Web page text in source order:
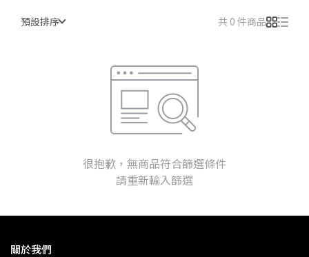
預設排序 共 0 件商品
很抱歉，無商品符合篩選條件
請重新輸入篩選
關於我們